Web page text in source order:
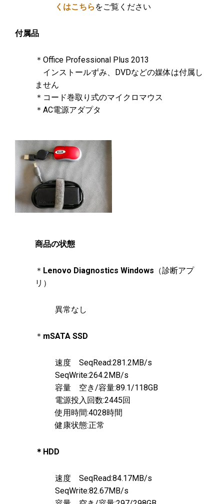
くはこちら をご覧ください
付属品
＊Office Professional Plus 2013
インストールずみ、DVDなどの媒体は付属し
ません
＊コード巻取り式のマイクロマウス
＊AC電源アダプタ
商品の状態
＊ Lenovo Diagnostics Windows （診断アプ
リ）
異常なし
＊ mSATA SSD
速度 SeqRead:281.2MB/s
SeqWrite:264.2MB/s
容量 空き/容量:89.1/118GB
電源投入回数:2445回
使用時間:4028時間
健康状態:正常
＊HDD
速度 SeqRead:84.17MB/s
SeqWrite:82.67MB/s